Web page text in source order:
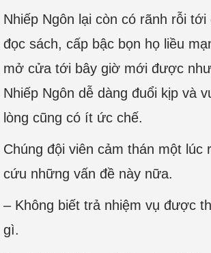
Nhiếp Ngôn lại còn có rãnh rỗi
đọc sách, cấp bậc bọn họ liều
mở cửa tới bây giờ mới được
Nhiếp Ngôn dễ dàng đuổi kịp và
lòng cũng có ít ức chế.
Chúng đội viên cảm thán một lúc
cứu những vấn đề này nữa.
– Không biết trả nhiệm vụ được
gì.